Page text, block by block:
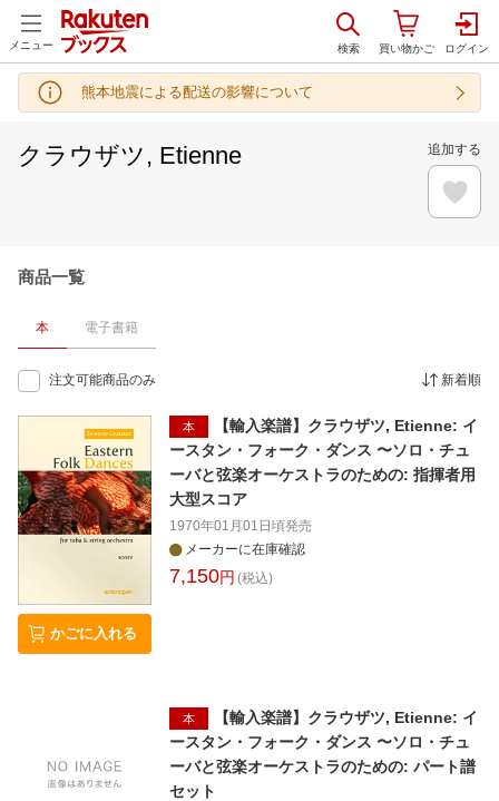
メニュー
熊本地震による配送の影響について
クラウザツ, Etienne 追加する
商品一覧
本 電子書籍
注文可能商品のみ 新着順
かごに入れる
本
【輸入楽譜】クラウザツ, Etienne: イ
ースタン・フォーク・ダンス 〜ソロ・チュ
ーバと弦楽オーケストラのための: 指揮者用
大型スコア
1970年01月01日頃発売
メーカーに在庫確認
7,150円 (税込)
本
【輸入楽譜】クラウザツ, Etienne: イ
ースタン・フォーク・ダンス 〜ソロ・チュ
ーバと弦楽オーケストラのための: パート譜
セット